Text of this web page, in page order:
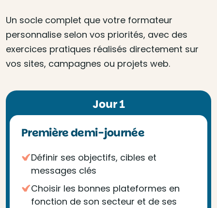
Un socle complet que votre formateur
personnalise selon vos priorités, avec des
exercices pratiques réalisés directement sur
vos sites, campagnes ou projets web.
Jour 1
Première demi-journée
Définir ses objectifs, cibles et
messages clés
Choisir les bonnes plateformes en
fonction de son secteur et de ses